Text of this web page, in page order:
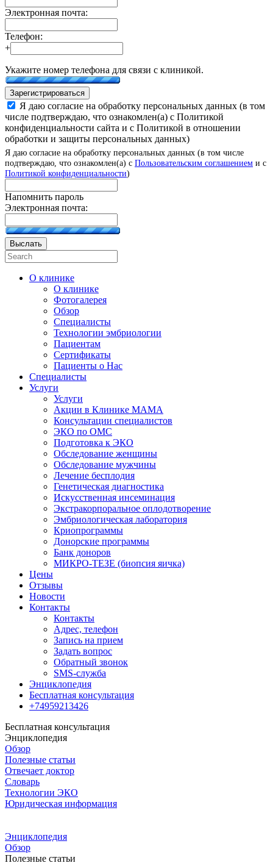
Электронная почта:
Телефон:
+
Укажите номер телефона для связи с клиникой.
Зарегистрироваться
Я даю согласие на обработку персональных данных (в том
числе подтверждаю, что ознакомлен(а) с Политикой
конфиденциальности сайта и с Политикой в отношении
обработки и защиты персональных данных)
Я даю согласие на обработку персональных данных (в том числе
подтверждаю, что ознакомлен(а) с Пользовательским соглашением и с
Политикой конфиденциальности)
Напомнить пароль
Электронная почта:
Выслать
О клинике
О клинике
Фотогалерея
Обзор
Специалисты
Технологии эмбриологии
Пациентам
Сертификаты
Пациенты о Нас
Специалисты
Услуги
Услуги
Акции в Клинике МАМА
Консультации специалистов
ЭКО по ОМС
Подготовка к ЭКО
Обследование женщины
Обследование мужчины
Лечение бесплодия
Генетическая диагностика
Искусственная инсеминация
Экстракорпоральное оплодотворение
Эмбриологическая лаборатория
Криопрограммы
Донорские программы
Банк доноров
МИКРО-ТЕЗЕ (биопсия яичка)
Цены
Отзывы
Новости
Контакты
Контакты
Адрес, телефон
Запись на прием
Задать вопрос
Обратный звонок
SMS-служба
Энциклопедия
Бесплатная консультация
+74959213426
Бесплатная консультация
Энциклопедия
Обзор
Полезные статьи
Отвечает доктор
Словарь
Технологии ЭКО
Юридическая информация
Энциклопедия
Обзор
Полезные статьи